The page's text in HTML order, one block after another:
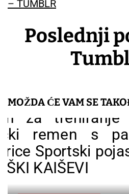
– TUMBLR
Poslednji
MOŽDA ĆE VAM SE